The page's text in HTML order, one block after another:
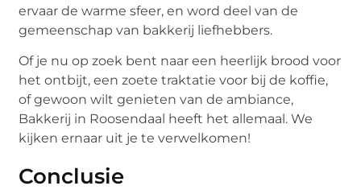
ervaar de warme sfeer, en word deel van de
gemeenschap van bakkerij liefhebbers.
Of je nu op zoek bent naar een heerlijk brood voor
het ontbijt, een zoete traktatie voor bij de koffie,
of gewoon wilt genieten van de ambiance,
Bakkerij in Roosendaal heeft het allemaal. We
kijken ernaar uit je te verwelkomen!
Conclusie